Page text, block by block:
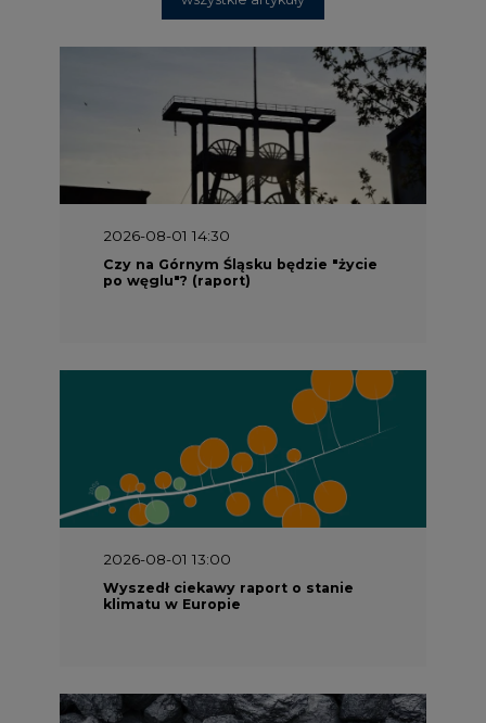
2026-08-01 14:30
Czy na Górnym Śląsku będzie "życie
po węglu"? (raport)
2026-08-01 13:00
Wyszedł ciekawy raport o stanie
klimatu w Europie